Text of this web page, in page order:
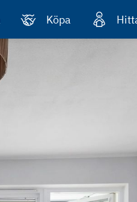
Köpa